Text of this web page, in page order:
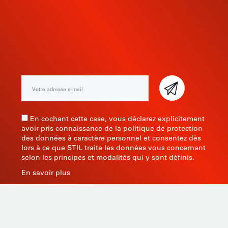
En cochant cette case, vous déclarez explicitement
avoir pris connaissance de la politique de protection
des données à caractère personnel et consentez dès
lors à ce que STIL traite les données vous concernant
selon les principes et modalités qui y sont définis.
En savoir plus